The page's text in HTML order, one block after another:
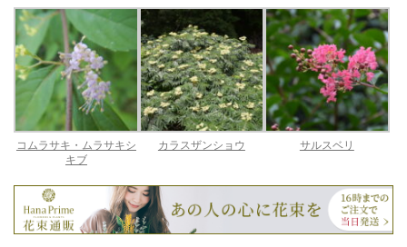
コムラサキ・ムラサキシ
キブ
カラスザンショウ サルスベリ